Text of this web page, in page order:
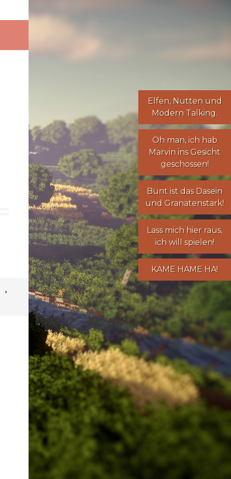
Elfen, Nuttenund
Modern Talking.
Oh man, ich hab
Marvin ins Gesicht
geschossen!
Bunt ist das Dasein
und Granatenstark!
Lass mich hier raus,
ich will spielen!
KAME HAME HA!